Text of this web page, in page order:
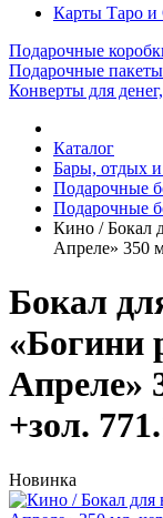
Карты Таро и
Подарочные
Подарочные пакеты
Конверты для
Каталог
Бары, отдых
Подарочные
Подарочные
Кино / Бокал
Апреле» 350
Бокал
«Богини
Апреле»
+зол.
Новинка